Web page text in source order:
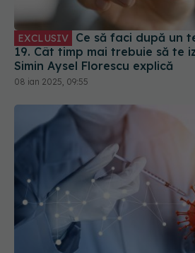
EXCLUSIV
19. Cât timp mai trebuie să te
Simin Aysel Florescu explică
08 ian 2025, 09:55